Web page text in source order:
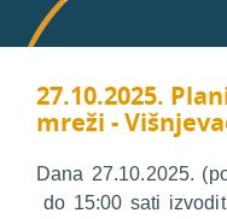
27.10.2025.
mreži -
Dana 27.10.2025.
do 15:00 sati